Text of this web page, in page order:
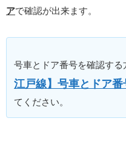
アで確認が出来ます。
号車とドア番号を確認す
江戸線】号車とドア
てください。